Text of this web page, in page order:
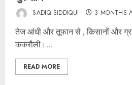
SADIQ SIDDIQUI 3 MONTHS
तेज आंधी और तूफान से , किसानों और
ककरौली।...
READ MORE